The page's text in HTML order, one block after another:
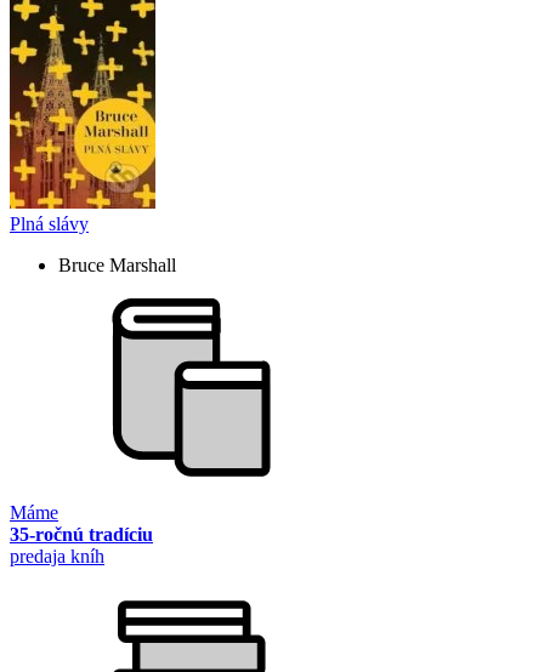
Plná slávy
Bruce Marshall
Máme
35-ročnú tradíciu
predaja kníh